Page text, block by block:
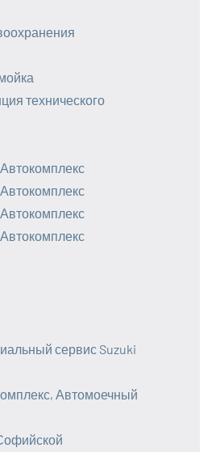
технического
сервис Suzuki
Автомоечный